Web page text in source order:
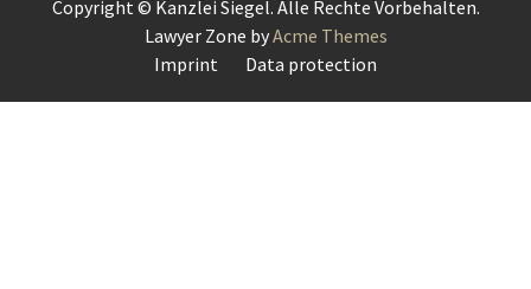
Copyright © Kanzlei Siegel. Alle Rechte Vorbehalten.
Lawyer Zone byAcme Themes
Imprint
Data protection